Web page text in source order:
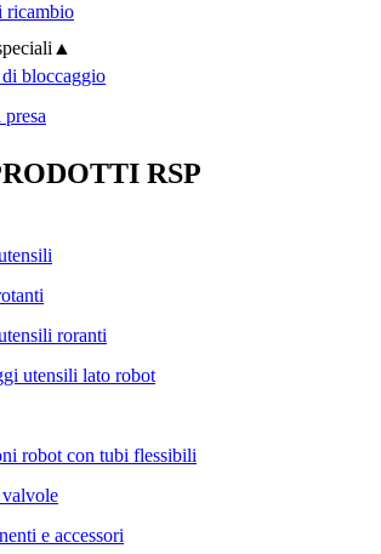
ricambio
▲
di bloccaggio
RSP
roranti
utensili lato robot
robot con tubi flessibili
e accessori